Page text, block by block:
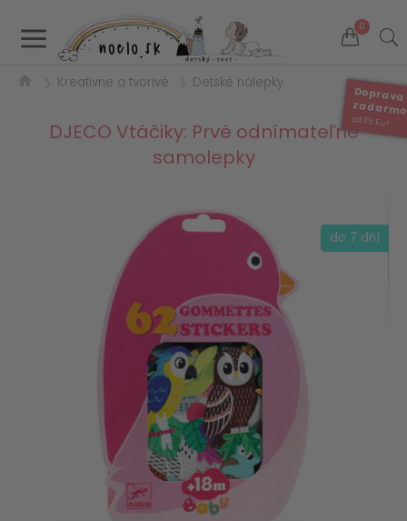
a 0
Doprava
od 35 Eur
Kreatívne a tvorivé Detské nálepky
DJECO Vtáčiky: Prvé odnímateľné
samolepky
do 7 dní